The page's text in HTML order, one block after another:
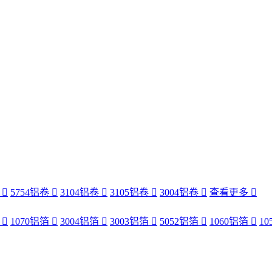
5754铝卷 3104铝卷 3105铝卷 3004铝卷 查看更多
1070铝箔 3004铝箔 3003铝箔 5052铝箔 1060铝箔